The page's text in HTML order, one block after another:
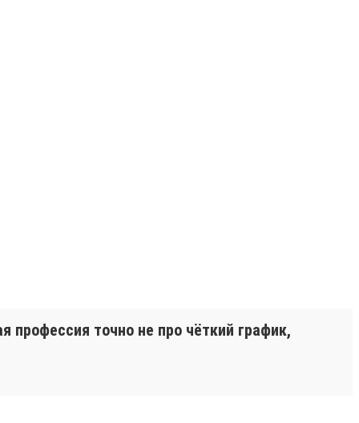
точно не про чёткий график,